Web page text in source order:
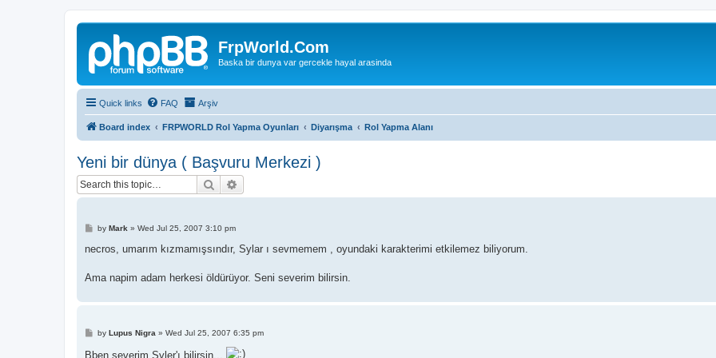
FrpWorld.Com
Baska bir dunya var gercekle hayal arasinda
Quick links FAQ Arşiv
Board index FRPWORLD Rol Yapma Oyunları Diyarışma Rol Yapma Alanı
Yeni bir dünya ( Başvuru Merkezi )
Search
P
s
by Mark » Wed Jul 25, 2007 3:10 pm
necros, umarım kızmamışsındır, Sylar ı sevmemem , oyundaki karakterimi etkilemez biliyorum.
Ama napim adam herkesi öldürüyor. Seni severim bilirsin.
Pby Lupus Nigra » Wed Jul 25, 2007 6:35 pm
Bben severim Syler'ı bilirsin...